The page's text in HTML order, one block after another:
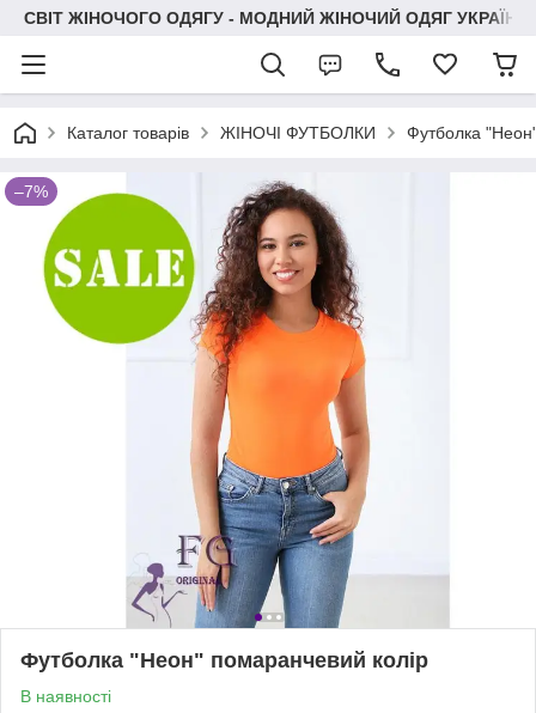
СВІТ ЖІНОЧОГО ОДЯГУ - МОДНИЙ ЖІНОЧИЙ ОДЯГ УКРАЇНИ
Каталог товарів ЖІНОЧІ ФУТБОЛКИ Футболка
–7%
Футболка "Неон" помаранчевий колір
В наявності